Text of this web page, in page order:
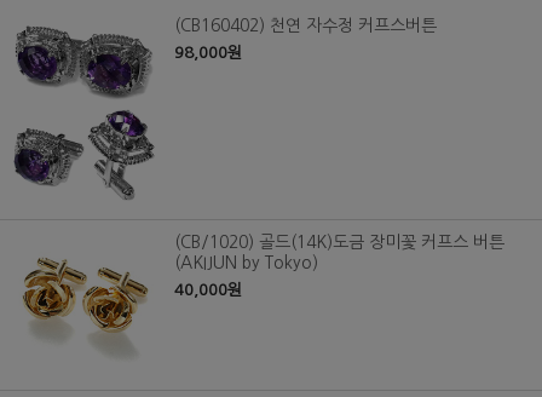
(CB160402) 천연 자수정 커프스버튼
98,000원
(CB/1020) 골드(14K)도금 장미꽃 커프스 버튼
(AKIJUN by Tokyo)
40,000원